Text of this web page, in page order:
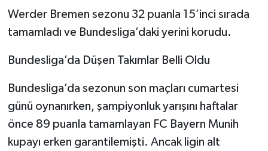
Werder Bremen sezonu 32 puanla 15’inci sırada
tamamladı ve Bundesliga’daki yerini korudu.
Bundesliga’da Düşen Takımlar Belli Oldu
Bundesliga’da sezonun son maçları cumartesi
günü oynanırken, şampiyonluk yarışını haftalar
önce 89 puanla tamamlayan FC Bayern Munih
kupayı erken garantilemişti. Ancak ligin alt